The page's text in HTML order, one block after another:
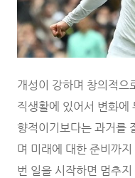
개성이 강하며 창의적으
직생활에 있어서 변화에
향적이기보다는 과거를
며 미래에 대한 준비까
번 일을 시작하면 멈추